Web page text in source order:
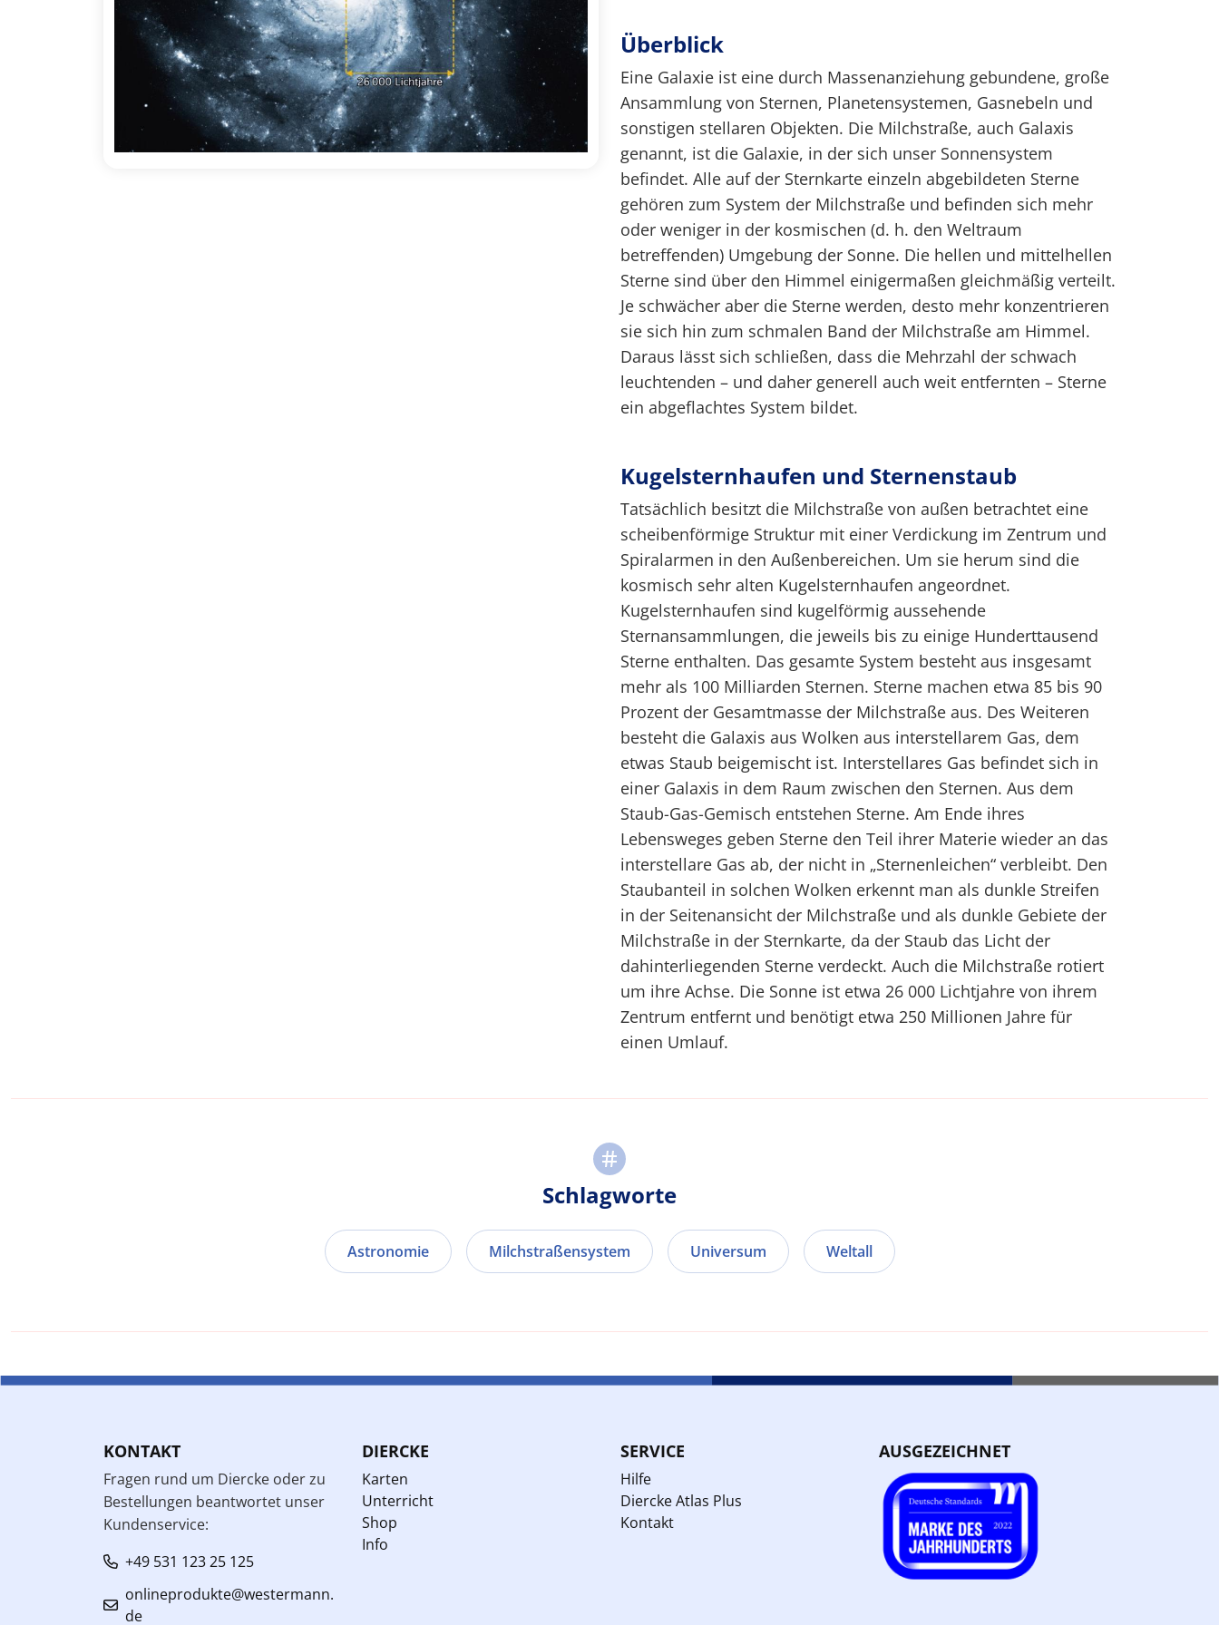
Überblick
Eine Galaxie ist eine durch Massenanziehung gebundene, große
Ansammlung von Sternen, Planetensystemen, Gasnebeln und
sonstigen stellaren Objekten. Die Milchstraße, auch Galaxis
genannt, ist die Galaxie, in der sich unser Sonnensystem
befindet. Alle auf der Sternkarte einzeln abgebildeten Sterne
gehören zum System der Milchstraße und befinden sich mehr
oder weniger in der kosmischen (d. h. den Weltraum
betreffenden) Umgebung der Sonne. Die hellen und mittelhellen
Sterne sind über den Himmel einigermaßen gleichmäßig verteilt.
Je schwächer aber die Sterne werden, desto mehr konzentrieren
sie sich hin zum schmalen Band der Milchstraße am Himmel.
Daraus lässt sich schließen, dass die Mehrzahl der schwach
leuchtenden – und daher generell auch weit entfernten – Sterne
ein abgeflachtes System bildet.
Kugelsternhaufen und Sternenstaub
Tatsächlich besitzt die Milchstraße von außen betrachtet eine
scheibenförmige Struktur mit einer Verdickung im Zentrum und
Spiralarmen in den Außenbereichen. Um sie herum sind die
kosmisch sehr alten Kugelsternhaufen angeordnet.
Kugelsternhaufen sind kugelförmig aussehende
Sternansammlungen, die jeweils bis zu einige Hunderttausend
Sterne enthalten. Das gesamte System besteht aus insgesamt
mehr als 100 Milliarden Sternen. Sterne machen etwa 85 bis 90
Prozent der Gesamtmasse der Milchstraße aus. Des Weiteren
besteht die Galaxis aus Wolken aus interstellarem Gas, dem
etwas Staub beigemischt ist. Interstellares Gas befindet sich in
einer Galaxis in dem Raum zwischen den Sternen. Aus dem
Staub-Gas-Gemisch entstehen Sterne. Am Ende ihres
Lebensweges geben Sterne den Teil ihrer Materie wieder an das
interstellare Gas ab, der nicht in „Sternenleichen“ verbleibt. Den
Staubanteil in solchen Wolken erkennt man als dunkle Streifen
in der Seitenansicht der Milchstraße und als dunkle Gebiete der
Milchstraße in der Sternkarte, da der Staub das Licht der
dahinterliegenden Sterne verdeckt. Auch die Milchstraße rotiert
um ihre Achse. Die Sonne ist etwa 26 000 Lichtjahre von ihrem
Zentrum entfernt und benötigt etwa 250 Millionen Jahre für
einen Umlauf.
Schlagworte
Astronomie Milchstraßensystem Universum Weltall
KONTAKT
Fragen rund um Diercke oder zu
Bestellungen beantwortet unser
Kundenservice:
+49 531 123 25 125
onlineprodukte@westermann.
de
DIERCKE
Karten
Unterricht
Shop
Info
SERVICE
Hilfe
Diercke Atlas Plus
Kontakt
AUSGEZEICHNET